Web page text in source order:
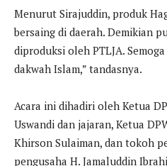
Menurut Sirajuddin, produk
bersaing di daerah. Demikian
diproduksi oleh PTLJA.
dakwah Islam,” tandasnya.
Acara ini dihadiri oleh Ketua
Uswandi dan jajaran, Ketua
Khirson Sulaiman, dan tokoh
pengusaha H. Jamaluddin